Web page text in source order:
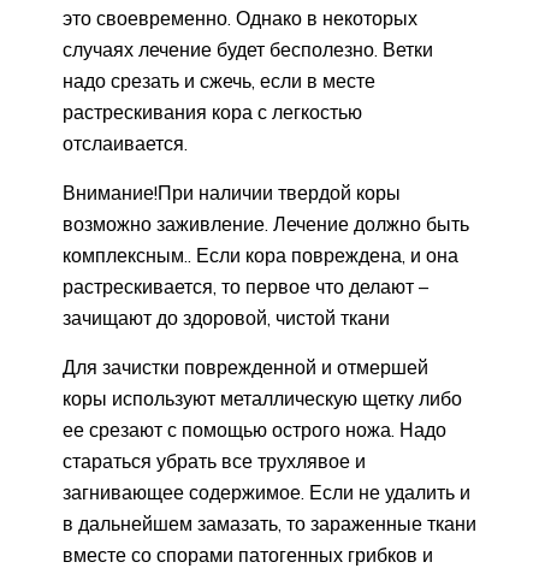
это своевременно. Однако в некоторых
случаях лечение будет бесполезно. Ветки
надо срезать и сжечь, если в месте
растрескивания кора с легкостью
отслаивается.
Внимание!При наличии твердой коры
возможно заживление. Лечение должно быть
комплексным.. Если кора повреждена, и она
растрескивается, то первое что делают –
зачищают до здоровой, чистой ткани
Для зачистки поврежденной и отмершей
коры используют металлическую щетку либо
ее срезают с помощью острого ножа. Надо
стараться убрать все трухлявое и
загнивающее содержимое. Если не удалить и
в дальнейшем замазать, то зараженные ткани
вместе со спорами патогенных грибков и